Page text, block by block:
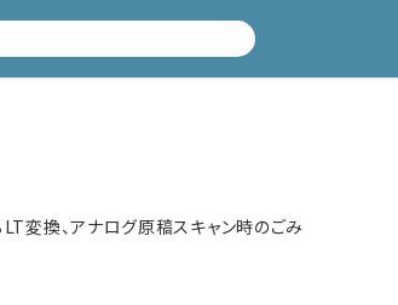
変換、アナログ原稿スキャン時のごみ